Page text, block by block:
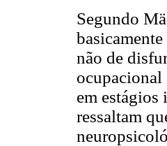
Segundo
não de
ocupacional
em
ressaltam